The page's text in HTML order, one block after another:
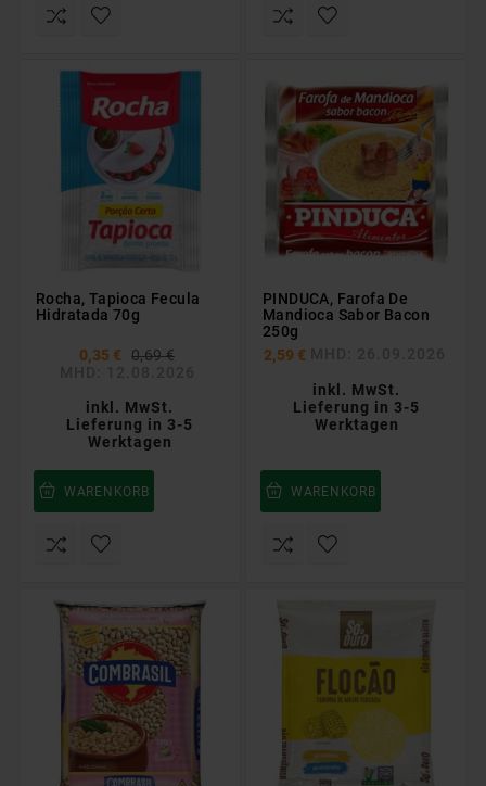
Rocha, Tapioca Fecula
Hidratada 70g
0,35 €
0,69 €
inkl. MwSt.
Lieferung in 3-5
Werktagen
WARENKORB
PINDUCA, Farofa De
Mandioca Sabor Bacon
250g
2,59 €
inkl. MwSt.
Lieferung in 3-5
Werktagen
WARENKORB